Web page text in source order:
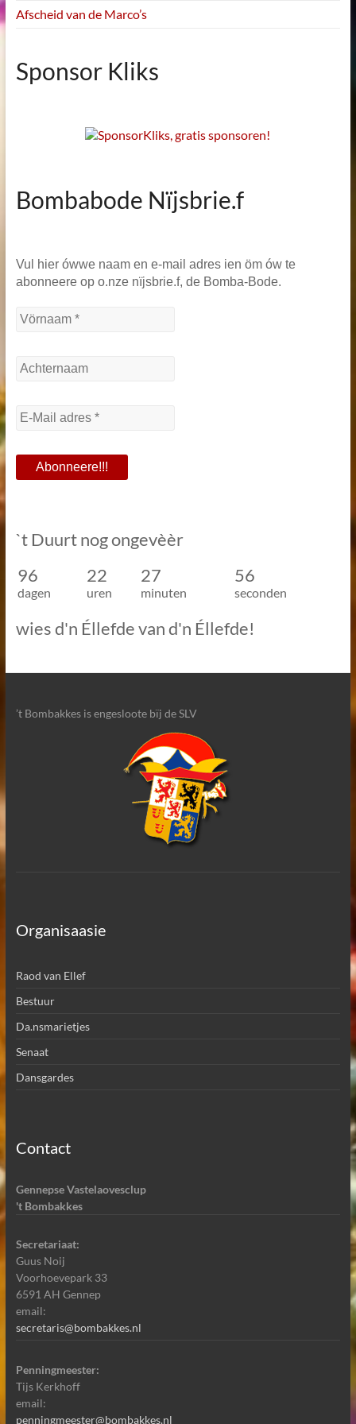
Afscheid van de Marco’s
Sponsor Kliks
Bombabode Nïjsbrie.f
Vul hier ówwe naam en e-mail adres ien öm ów te
abonneere op o.nze nïjsbrie.f, de Bomba-Bode.
`t Duurt nog ongevèèr
96
22 27 55
dagen uren minuten seconden
wies d'n Éllefde van d'n Éllefde!
’t Bombakkes is engesloote bïj de SLV
Organisaasie
Raod van Ellef
Bestuur
Da.nsmarietjes
Senaat
Dansgardes
Contact
Gennepse Vastelaovesclup
't Bombakkes
Secretariaat:
Guus Noij
Voorhoevepark 33
6591 AH Gennep
email:
secretaris@bombakkes.nl
Penningmeester:
Tijs Kerkhoff
email:
penningmeester@bombakkes.nl